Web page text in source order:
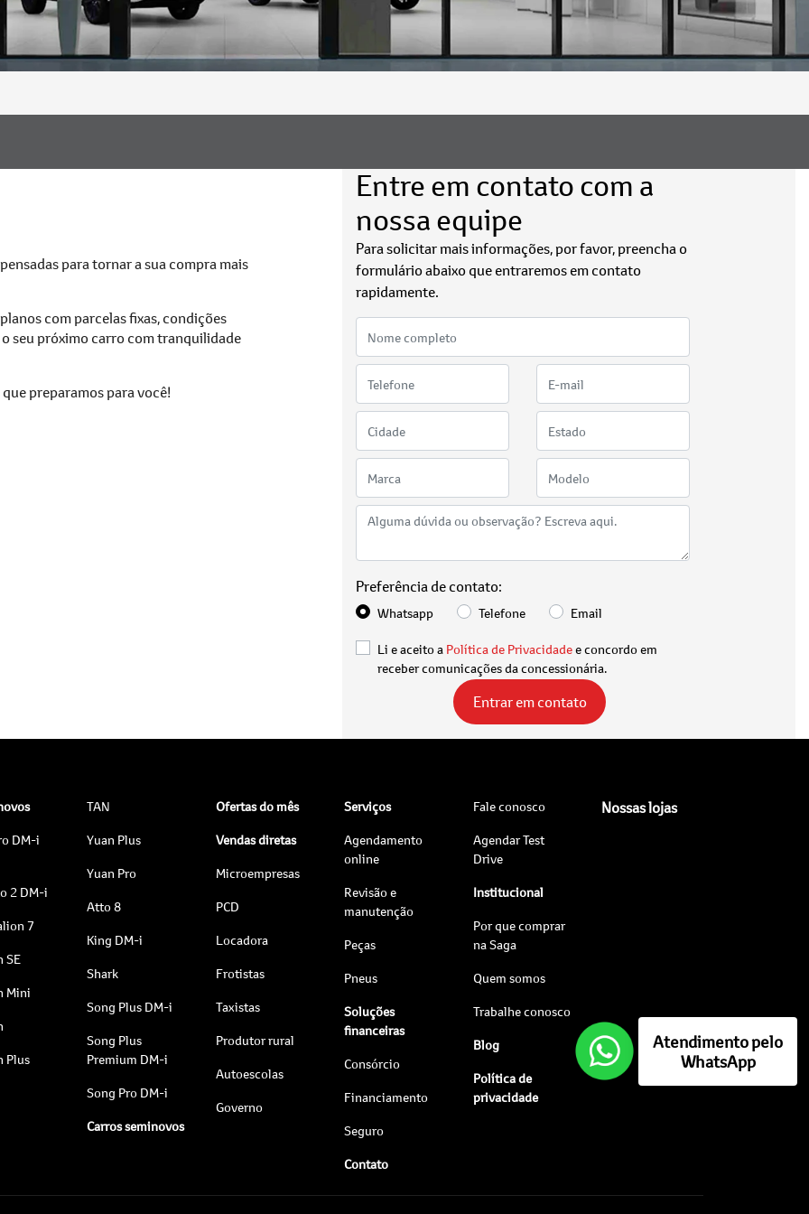
para tornar a sua compra mais
com parcelas fixas, condições
seu próximo carro com tranquilidade
preparamos para você!
Entre em contato com a
nossa equipe
Para solicitar mais informações, por favor, preencha o
formulário abaixo que entraremos em contato
rapidamente.
Preferência de contato:
Whatsapp Telefone Email
Li e aceito a Política de Privacidadee concordo em
receber comunicações da concessionária.
Entrar em contato
DM-i
2 DM-i
7
SE
Mini
Plus
TAN
Yuan Plus
Yuan Pro
Atto 8
King DM-i
Shark
Song Plus DM-i
Song Plus
Premium DM-i
Song Pro DM-i
Carros seminovos
Ofertas do mês
Vendas diretas
Microempresas
PCD
Locadora
Frotistas
Taxistas
Produtor rural
Autoescolas
Governo
Serviços
Agendamento
online
Revisão e
manutenção
Peças
Pneus
Soluções
financeiras
Consórcio
Financiamento
Seguro
Contato
Fale conosco
Agendar Test
Drive
Institucional
Por que comprar
na Saga
Quem somos
Trabalhe conosco
Blog
Política de
privacidade
Nossas lojas
Atendimento pelo
WhatsApp